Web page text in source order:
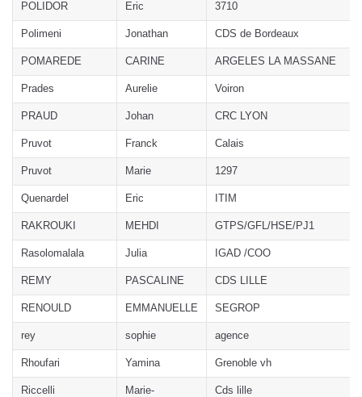
POLIDOR Eric 3710
Polimeni Jonathan CDS de Bordeaux
POMAREDE CARINE ARGELES LA MASSANE
Prades Aurelie Voiron
PRAUD Johan CRC LYON
Pruvot Franck Calais
Pruvot Marie 1297
Quenardel Eric ITIM
RAKROUKI MEHDI GTPS/GFL/HSE/PJ1
Rasolomalala Julia IGAD /COO
REMY PASCALINE CDS LILLE
RENOULD EMMANUELLE SEGROP
rey sophie agence
Rhoufari Yamina Grenoble vh
Riccelli
Marie-
Cds lille